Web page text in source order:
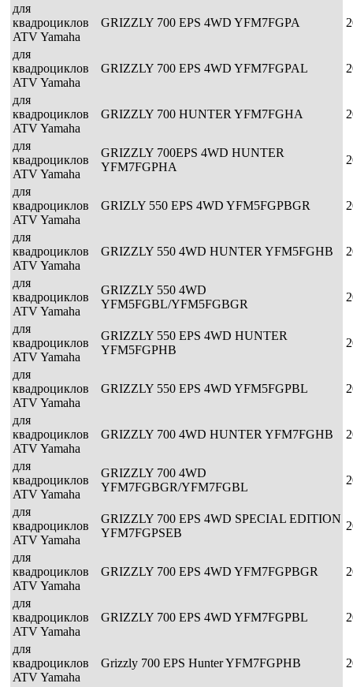
для
квадроциклов
ATV Yamaha
GRIZZLY 700 EPS 4WD YFM7FGPA
для
квадроциклов
ATV Yamaha
GRIZZLY 700 EPS 4WD YFM7FGPAL
для
квадроциклов
ATV Yamaha
GRIZZLY 700 HUNTER YFM7FGHA
для
квадроциклов
ATV Yamaha
GRIZZLY 700EPS 4WD HUNTER
YFM7FGPHA
для
квадроциклов
ATV Yamaha
GRIZLY 550 EPS 4WD YFM5FGPBGR
для
квадроциклов
ATV Yamaha
GRIZZLY 550 4WD HUNTER YFM5FGHB
для
квадроциклов
ATV Yamaha
GRIZZLY 550 4WD
YFM5FGBL/YFM5FGBGR
для
квадроциклов
ATV Yamaha
GRIZZLY 550 EPS 4WD HUNTER
YFM5FGPHB
для
квадроциклов
ATV Yamaha
GRIZZLY 550 EPS 4WD YFM5FGPBL
для
квадроциклов
ATV Yamaha
GRIZZLY 700 4WD HUNTER YFM7FGHB
для
квадроциклов
ATV Yamaha
GRIZZLY 700 4WD
YFM7FGBGR/YFM7FGBL
для
квадроциклов
ATV Yamaha
GRIZZLY 700 EPS 4WD SPECIAL EDITION
YFM7FGPSEB
для
квадроциклов
ATV Yamaha
GRIZZLY 700 EPS 4WD YFM7FGPBGR
для
квадроциклов
ATV Yamaha
GRIZZLY 700 EPS 4WD YFM7FGPBL
для
квадроциклов
ATV Yamaha
Grizzly 700 EPS Hunter YFM7FGPHB